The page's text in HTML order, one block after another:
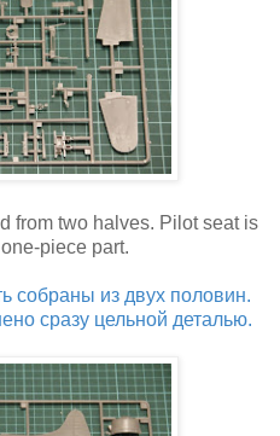
from two halves. Pilot seat is
piece part.
собраны из двух половин.
сразу цельной деталью.